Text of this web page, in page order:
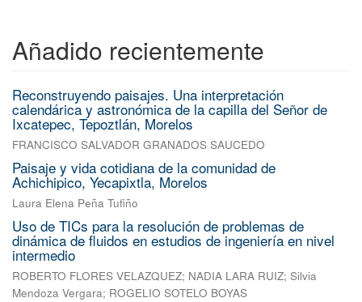
Añadido recientemente
Reconstruyendo paisajes. Una interpretación
calendárica y astronómica de la capilla del Señor de
Ixcatepec, Tepoztlán, Morelos
FRANCISCO SALVADOR GRANADOS SAUCEDO
Paisaje y vida cotidiana de la comunidad de
Achichipico, Yecapixtla, Morelos
Laura Elena Peña Tufiño
Uso de TICs para la resolución de problemas de
dinámica de fluidos en estudios de ingeniería en nivel
intermedio
ROBERTO FLORES VELAZQUEZ; NADIA LARA RUIZ; Silvia
Mendoza Vergara; ROGELIO SOTELO BOYAS